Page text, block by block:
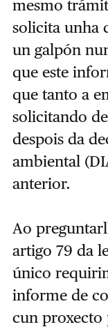
mesmo
solicita unha
un galpón
que este
que tanto a
solicitando
despois da
ambiental
anterior.
Ao
artigo 79 da
único
informe de
cun proxecto